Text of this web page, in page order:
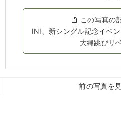
この写真の
INI、新シングル記念イベ
大縄跳びリ
前の写真を